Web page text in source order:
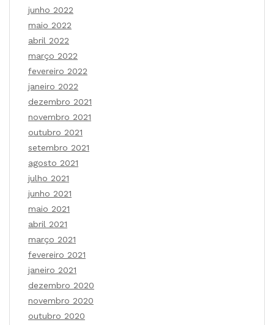
junho 2022
maio 2022
abril 2022
março 2022
fevereiro 2022
janeiro 2022
dezembro 2021
novembro 2021
outubro 2021
setembro 2021
agosto 2021
julho 2021
junho 2021
maio 2021
abril 2021
março 2021
fevereiro 2021
janeiro 2021
dezembro 2020
novembro 2020
outubro 2020